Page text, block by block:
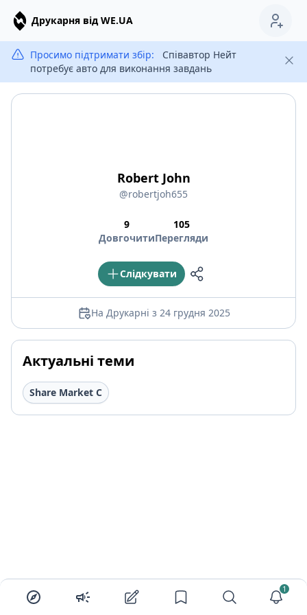
1
Друкарня від WE.UA
Просимо підтримати збір:
Співавтор Нейт
потребує авто для виконання завдань
Robert John
@robertjoh655
9
Довгочити
105
Перегляди
Слідкувати
На Друкарні з 24 грудня 2025
Актуальні теми
Share Market C